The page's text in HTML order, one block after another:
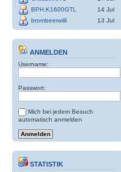
BPH.K1600GTL
14 Jul
brombeerwilli
13 Jul
ANMELDEN
Username:
Passwort:
Mich bei jedem Besuch
automatisch anmelden
STATISTIK